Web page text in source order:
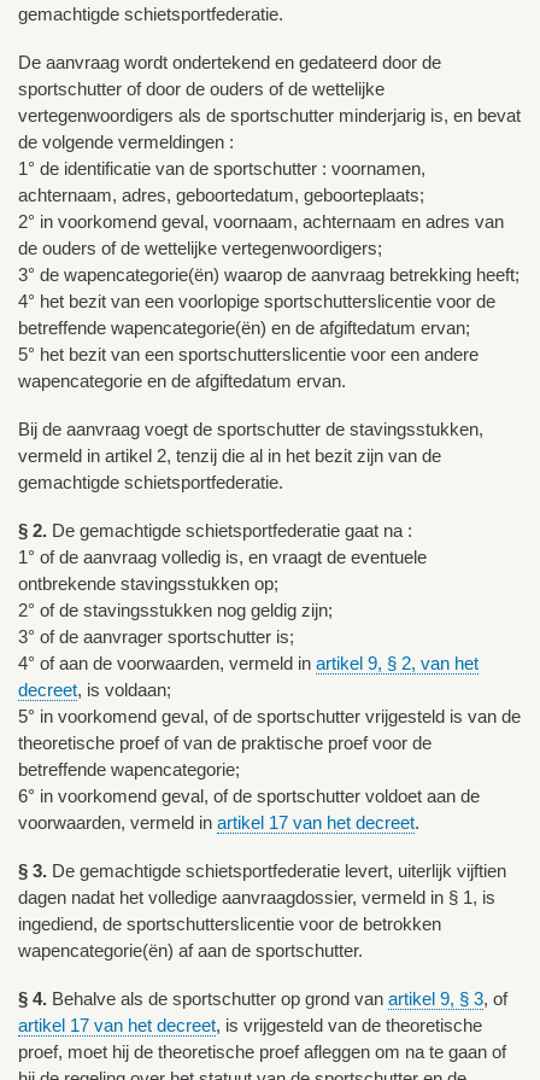
gemachtigde schietsportfederatie.
De aanvraag wordt ondertekend en gedateerd door de
sportschutter of door de ouders of de wettelijke
vertegenwoordigers als de sportschutter minderjarig is, en bevat
de volgende vermeldingen :
1° de identificatie van de sportschutter : voornamen,
achternaam, adres, geboortedatum, geboorteplaats;
2° in voorkomend geval, voornaam, achternaam en adres van
de ouders of de wettelijke vertegenwoordigers;
3° de wapencategorie(ën) waarop de aanvraag betrekking heeft;
4° het bezit van een voorlopige sportschutterslicentie voor de
betreffende wapencategorie(ën) en de afgiftedatum ervan;
5° het bezit van een sportschutterslicentie voor een andere
wapencategorie en de afgiftedatum ervan.
Bij de aanvraag voegt de sportschutter de stavingsstukken,
vermeld in artikel 2, tenzij die al in het bezit zijn van de
gemachtigde schietsportfederatie.
§ 2. De gemachtigde schietsportfederatie gaat na :
1° of de aanvraag volledig is, en vraagt de eventuele
ontbrekende stavingsstukken op;
2° of de stavingsstukken nog geldig zijn;
3° of de aanvrager sportschutter is;
4° of aan de voorwaarden, vermeld in artikel 9, § 2, van het
decreet, is voldaan;
5° in voorkomend geval, of de sportschutter vrijgesteld is van de
theoretische proef of van de praktische proef voor de
betreffende wapencategorie;
6° in voorkomend geval, of de sportschutter voldoet aan de
voorwaarden, vermeld in artikel 17 van het decreet.
§ 3. De gemachtigde schietsportfederatie levert, uiterlijk vijftien
dagen nadat het volledige aanvraagdossier, vermeld in § 1, is
ingediend, de sportschutterslicentie voor de betrokken
wapencategorie(ën) af aan de sportschutter.
§ 4. Behalve als de sportschutter op grond van artikel 9, § 3, of
artikel 17 van het decreet, is vrijgesteld van de theoretische
proef, moet hij de theoretische proef afleggen om na te gaan of